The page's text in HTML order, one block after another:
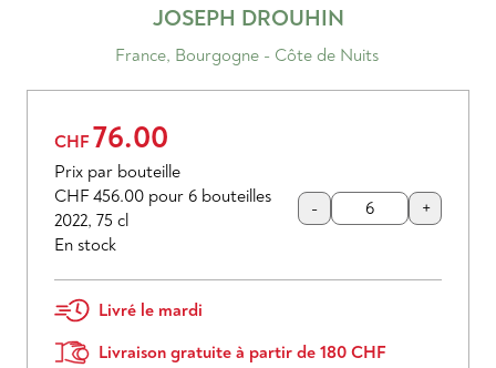
JOSEPH DROUHIN
France, Bourgogne - Côte de Nuits
CHF 76.00
Prix par bouteille
CHF 456.00 pour 6 bouteilles
2022, 75 cl
En stock
- +
Livré le mardi
Livraison gratuite à partir de 180 CHF